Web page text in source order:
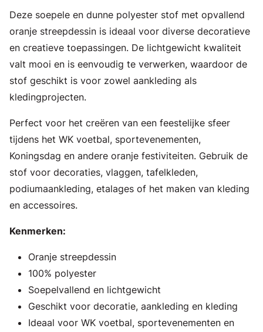
Deze soepele en dunne polyester stof met opvallend
oranje streepdessin is ideaal voor diverse decoratieve
en creatieve toepassingen. De lichtgewicht kwaliteit
valt mooi en is eenvoudig te verwerken, waardoor de
stof geschikt is voor zowel aankleding als
kledingprojecten.
Perfect voor het creëren van een feestelijke sfeer
tijdens het WK voetbal, sportevenementen,
Koningsdag en andere oranje festiviteiten. Gebruik de
stof voor decoraties, vlaggen, tafelkleden,
podiumaankleding, etalages of het maken van kleding
en accessoires.
Kenmerken:
Oranje streepdessin
100% polyester
Soepelvallend en lichtgewicht
Geschikt voor decoratie, aankleding en kleding
Ideaal voor WK voetbal, sportevenementen en